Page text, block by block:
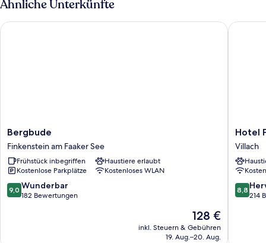
("Wolkenlos"
cleaning
Ähnliche Unterkünfte
Bergbude
Finkenstein
am
Faaker
See
Bergbude
Finkenstein am Faaker See
Frühstück inbegriffen
Haustiere erlaubt
Kostenlose Parkplätze
Kostenloses WLAN
9.0
von
9,0 Wunderbar
182 Bewertungen
Der
Preis
beträgt
128 €
inkl. Steuern & Gebühren
19. Aug.–20. Aug.
Bergbude
Hotel
Palais26
Villach
Hotel
Villach
8.8
von
8,8
214
Hotel